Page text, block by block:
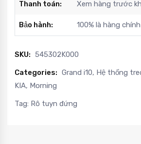
Thanh toán: Xem hàng trước
Bảo hành: 100% là hàng
SKU: 545302K000
Categories: Grand i10, Hệ thống
KIA, Morning
Tag: Rô tuyn đứng